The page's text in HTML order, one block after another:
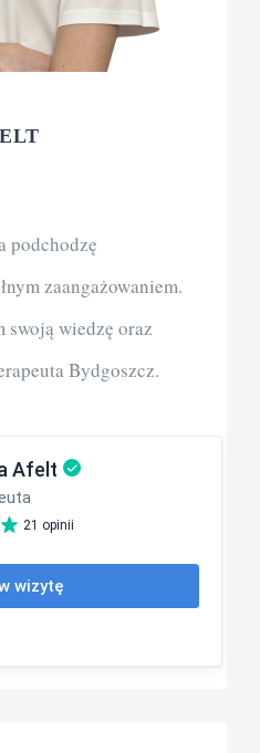
podchodzę
zaangażowaniem.
swoją wiedzę oraz
Bydgoszcz.